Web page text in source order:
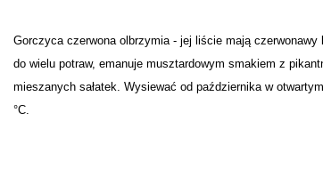
Gorczyca czerwona olbrzymia - jej liście mają
do wielu potraw, emanuje musztardowym smakiem z
mieszanych sałatek. Wysiewać od października w
°C.